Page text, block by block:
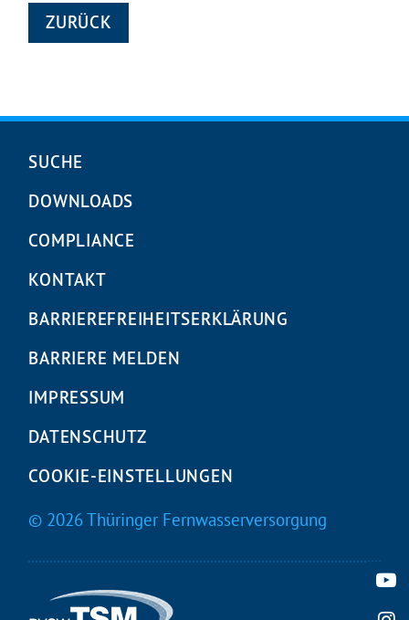
ZURÜCK
Navigation
SUCHE
DOWNLOADS
COMPLIANCE
KONTAKT
BARRIEREFREIHEITS­ERKLÄRUNG
BARRIERE MELDEN
IMPRESSUM
DATENSCHUTZ
COOKIE-EINSTELLUNGEN
© 2026 Thüringer Fernwasserversorgung